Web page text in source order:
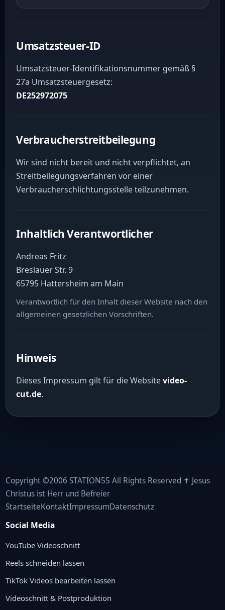
Umsatzsteuer-ID
Umsatzsteuer-Identifikationsnummer gemäß §
27a Umsatzsteuergesetz:
DE252972075
Verbraucherstreitbeilegung
Wir sind nicht bereit und nicht verpflichtet, an
Streitbeilegungsverfahren vor einer
Verbraucherschlichtungsstelle teilzunehmen.
Inhaltlich Verantwortlicher
Andreas Fritz
Breslauer Str. 9
65795 Hattersheim am Main
Verantwortlich für den Inhalt dieser Website nach den
allgemeinen gesetzlichen Vorschriften.
Hinweis
Dieses Impressum gilt für die Websitevideo-
cut.de.
Copyright ©2006 STATION55 All Rights Reserved ✝ Jesus
Christus ist Herr und Befreier
StartseiteKontaktImpressumDatenschutz
Social Media
YouTube Videoschnitt
Reels schneiden lassen
TikTok Videos bearbeiten lassen
Videoschnitt & Postproduktion